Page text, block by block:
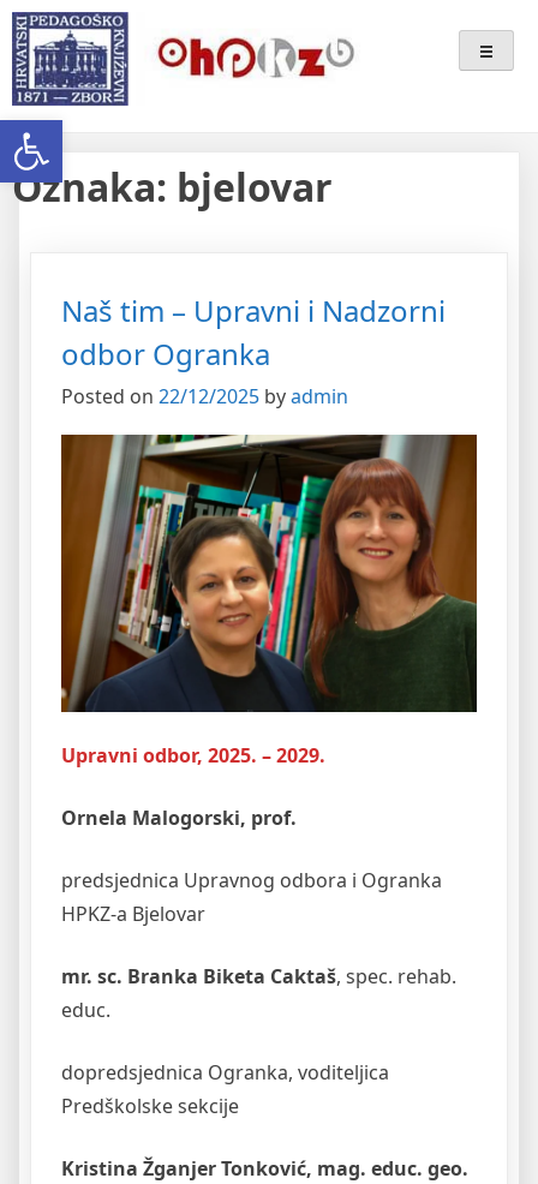
Open toolbar
Skip
to
content
Ogranak Hrvatskoga
Pedagoško-Književnog Zbora
Bjelovar
Oznaka: bjelovar
Naš tim – Upravni i Nadzorni
odbor Ogranka
Posted on 22/12/2025 byadmin
Upravni odbor, 2025. – 2029.
Ornela Malogorski, prof.
predsjednica Upravnog odbora i Ogranka
HPKZ-a Bjelovar
mr. sc. Branka Biketa Caktaš, spec. rehab.
educ.
dopredsjednica Ogranka, voditeljica
Predškolske sekcije
Kristina Žganjer Tonković, mag. educ. geo.